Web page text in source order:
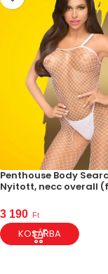
Penthouse Body
Nyitott, necc overall
3 190 Ft
KOSÁRBA